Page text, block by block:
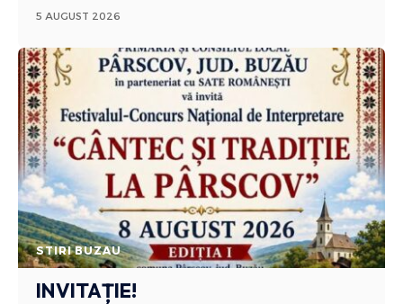
5 AUGUST 2026
STIRI BUZAU
INVITAȚIE!